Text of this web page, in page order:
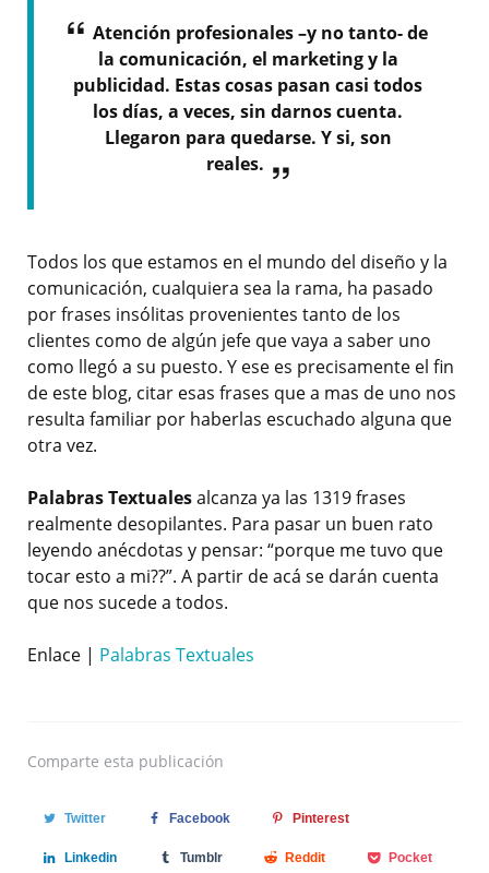
Atención profesionales –y no tanto- de
la comunicación, el marketing y la
publicidad. Estas cosas pasan casi todos
los días, a veces, sin darnos cuenta.
Llegaron para quedarse. Y si, son
reales.
Todos los que estamos en el mundo del diseño y la
comunicación, cualquiera sea la rama, ha pasado
por frases insólitas provenientes tanto de los
clientes como de algún jefe que vaya a saber uno
como llegó a su puesto. Y ese es precisamente el fin
de este blog, citar esas frases que a mas de uno nos
resulta familiar por haberlas escuchado alguna que
otra vez.
Palabras Textualesalcanza ya las 1319 frases
realmente desopilantes. Para pasar un buen rato
leyendo anécdotas y pensar: “porque me tuvo que
tocar esto a mi??”. A partir de acá se darán cuenta
que nos sucede a todos.
Enlace | Palabras Textuales
Comparte esta publicación
Twitter Facebook Pinterest
Linkedin Tumblr Reddit Pocket